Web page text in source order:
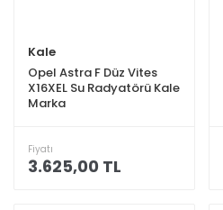
Kale
Opel Astra F Düz Vites
X16XEL Su Radyatörü Kale
Marka
Fiyatı
3.625,00 TL